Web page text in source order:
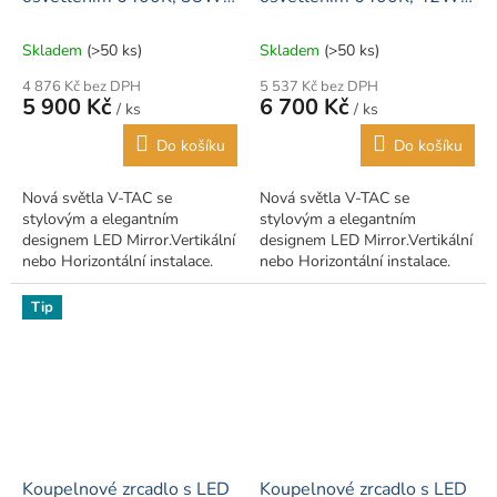
Skladem (>50 ks)
4 876 Kč bez DPH
5 900 Kč / ks
Do košíku
Nová světla V-TAC se
stylovým a elegantním
designem LED Mirror.Vertikální
nebo Horizontální instalace.
Skladem (>50 ks)
5 537 Kč bez DPH
6 700 Kč / ks
Do košíku
Nová světla V-TAC se
stylovým a elegantním
designem LED Mirror.Vertikální
nebo Horizontální instalace.
Tip
Koupelnové zrcadlo s LED Koupelnové zrcadlo s LED